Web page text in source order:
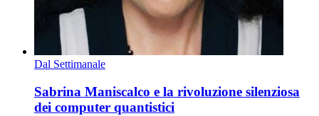
Dal Settimanale
Sabrina Maniscalco e la rivoluzione silenziosa
dei computer quantistici